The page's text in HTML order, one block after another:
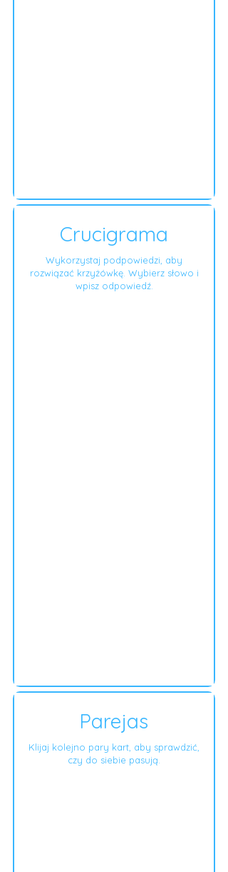
Crucigrama
Wykorzystaj podpowiedzi, aby
rozwiązać krzyżówkę. Wybierz słowo i
wpisz odpowiedź.
Parejas
Klijaj kolejno pary kart, aby sprawdzić,
czy do siebie pasują.